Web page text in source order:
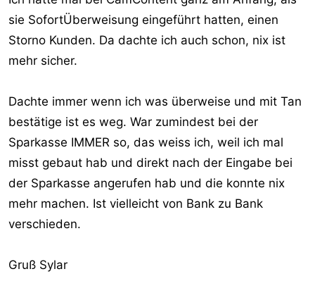
sie SofortÜberweisung eingeführt hatten, einen
Storno Kunden. Da dachte ich auch schon, nix ist
mehr sicher.
Dachte immer wenn ich was überweise und mit Tan
bestätige ist es weg. War zumindest bei der
Sparkasse IMMER so, das weiss ich, weil ich mal
misst gebaut hab und direkt nach der Eingabe bei
der Sparkasse angerufen hab und die konnte nix
mehr machen. Ist vielleicht von Bank zu Bank
verschieden.
Gruß Sylar